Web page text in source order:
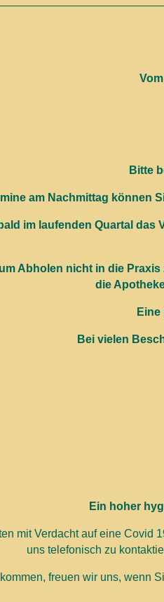
Bitte
am Nachmittag können
im laufenden Quartal das
Abholen nicht in die
die
Bei vielen
Ein hoher
mit Verdacht auf eine Covid
uns telefonisch zu
freuen wir uns, wenn